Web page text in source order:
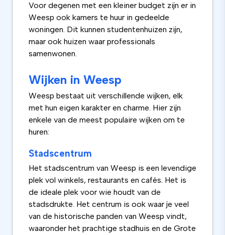
Voor degenen met een kleiner budget zijn er in
Weesp ook kamers te huur in gedeelde
woningen. Dit kunnen studentenhuizen zijn,
maar ook huizen waar professionals
samenwonen.
Wijken in Weesp
Weesp bestaat uit verschillende wijken, elk
met hun eigen karakter en charme. Hier zijn
enkele van de meest populaire wijken om te
huren:
Stadscentrum
Het stadscentrum van Weesp is een levendige
plek vol winkels, restaurants en cafés. Het is
de ideale plek voor wie houdt van de
stadsdrukte. Het centrum is ook waar je veel
van de historische panden van Weesp vindt,
waaronder het prachtige stadhuis en de Grote